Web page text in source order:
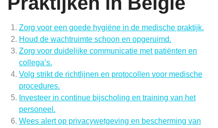
Zorg voor een goede hygiëne in de medische praktijk.
Houd de wachtruimte schoon en opgeruimd.
Zorg voor duidelijke communicatie met patiënten en
collega’s.
Volg strikt de richtlijnen en protocollen voor medische
procedures.
Investeer in continue bijscholing en training van het
personeel.
Wees alert op privacywetgeving en bescherming van